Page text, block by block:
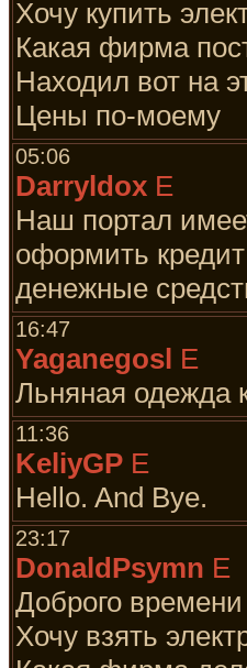
Хочу купить
Какая фирма
Находил вот на
Цены по-моему
05:06
Darryldox E
Наш портал
оформить
денежные
16:47
Yaganegosl E
Льняная одежда
11:36
KeliyGP E
Hello. And Bye.
23:17
DonaldPsymn E
Доброго времени
Хочу взять